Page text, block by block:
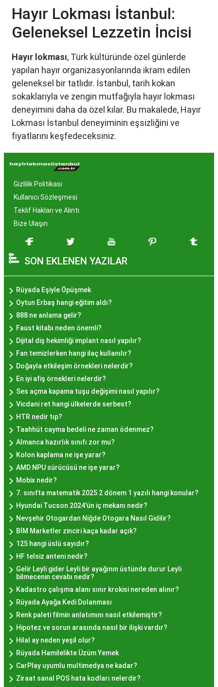
Hayır Lokması İstanbul:
Geleneksel Lezzetin İncisi
Hayır lokması, Türk kültüründe özel günlerde
yapılan hayır organizasyonlarında ikram edilen
geleneksel bir tatlıdır. İstanbul, tarih kokan
sokaklarıyla ve zengin mutfağıyla hayır lokması
deneyimini daha da özel kılar. Bu makalede, Hayır
Lokması İstanbul deneyiminin eşsizliğini ve
fiyatlarını keşfedeceksiniz.
Hayır Lokması İstanbul'da
Neden Popüler?
İstanbul, tarih ve kültür mirasıyla öne çıkan bir
şehir olmasıyla birlikte, geleneksel lezzetlerle de
zenginleşmiştir. Hayır lokması, özel günlerde
hazırlanan ve lezzetiyle damaklarda unutulmaz
izler bırakan bir tatlıdır. İstanbul'da popüler
olmasının arkasında bu eşsiz lezzetin herkesi
cezbetmesi ve geleneksel dokunuşlarla
hazırlanması yatmaktadır.
Hayır Lokması İstanbul'da
Nerede Bulunur?
İstanbul genelinde birçok yerel işletme ve
pastane, hayır lokması sunmaktadır. Geleneksel
tatları sevenler için Sultanahmet, Eminönü, ve
Eyüp gibi tarihi semtlerdeki lokantalarda Hayır
Lokması deneyimi daha da özel olabilir. Ayrıca,
Beyoğlu, Kadıköy, ve Beşiktaş gibi modern
semtlerde de bu lezzeti bulabilirsiniz.
Hayır Lokması Fiyatları
İstanbul'da Nasıl?
Hayır lokması fiyatları İstanbulgenelinde
mekanlara ve sunulan hizmete göre değişiklik
gösterir. Genellikle porsiyon bazında satılan hayır
lokmalarının fiyatları uygun olup, lezzetin
kalitesiyle uyumlu bir deneyim sunar. İstanbul'da
değerlendirerek, bütçenize uygun bir hayır lokması
bulabilirsiniz.
Hayır Lokması İstanbul
Deneyiminde Nelere Dikkat
Edilmeli?
İstanbul'da hayır lokması deneyimini daha özel
kılmak için birkaç öneri:
Gizlilik Politikası
Kullanıcı Sözleşmesi
Teklif Hakları ve Alıntı
Bize Ulaşın
SON EKLENEN YAZILAR
Rüyada Eşiyle Öpüşmek
Oytun Erbaş hangi eğitim aldı?
888 ne anlama gelir?
Faust kitabı neden önemli?
Dijital diş hekimliği implant nasıl yapılır?
Fan temizlerken hangi ilaç kullanılır?
Doğayla etkileşim örnekleri nelerdir?
En iyi afiş örnekleri nelerdir?
Ses açma kapama tuşu değişimi nasıl yapılır?
Vicdani ret hangi ülkelerde serbest?
HTR nedir tıp?
Taahhüt cayma bedeli ne zaman ödenmez?
Almanca hazırlık sınıfı zor mu?
Kolon kaplama ne işe yarar?
AMD NPU sürücüsü ne işe yarar?
Mobix nedir?
7. sınıfta matematik 2025 2 dönem 1 yazılı hangi konular?
Hyundai Tucson 2024'ün iç mekanı nedir?
Nevşehir Otogardan Niğde Otogara Nasıl Gidilir?
BİM Marketler zinciri kaça kadar açık?
125 hangi üslü sayıdır?
HF telsiz anteni nedir?
Gelir Leyli gider Leyli bir ayağının üstünde durur Leyli
bilmecenin cevabı nedir?
Kadastro çalışma alanı sınır krokisi nereden alınır?
Rüyada Ayağa Kedi Dolanması
Renk paleti filmin anlatımını nasıl etkilemiştir?
Hipotez ve sorun arasında nasıl bir ilişki vardır?
Hilal ay neden yeşil olur?
Rüyada Hamilelikte Üzüm Yemek
CarPlay uyumlu multimedya ne kadar?
Ziraat sanal POS hata kodları nelerdir?